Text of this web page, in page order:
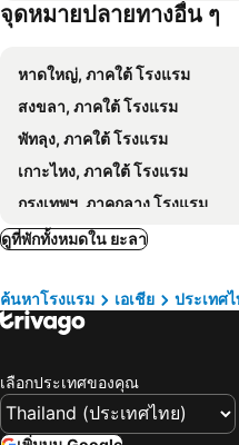
จุดหมายปลายทางอื่น ๆ
หาดใหญ่, ภาคใต้ โรงแรม
สงขลา, ภาคใต้ โรงแรม
พัทลุง, ภาคใต้ โรงแรม
เกาะไหง, ภาคใต้ โรงแรม
กรุงเทพฯ, ภาคกลาง โรงแรม
หัวหิน, ภาคกลาง โรงแรม
ระยอง, ภาคตะวันออก โรงแรม
ภูเก็ตทาวน์, ภาคใต้ โรงแรม
ดูที่พักทั้งหมดใน ยะลา
ค้นหาโรงแรม เอเชีย ประเทศ
เลือกประเทศของคุณ